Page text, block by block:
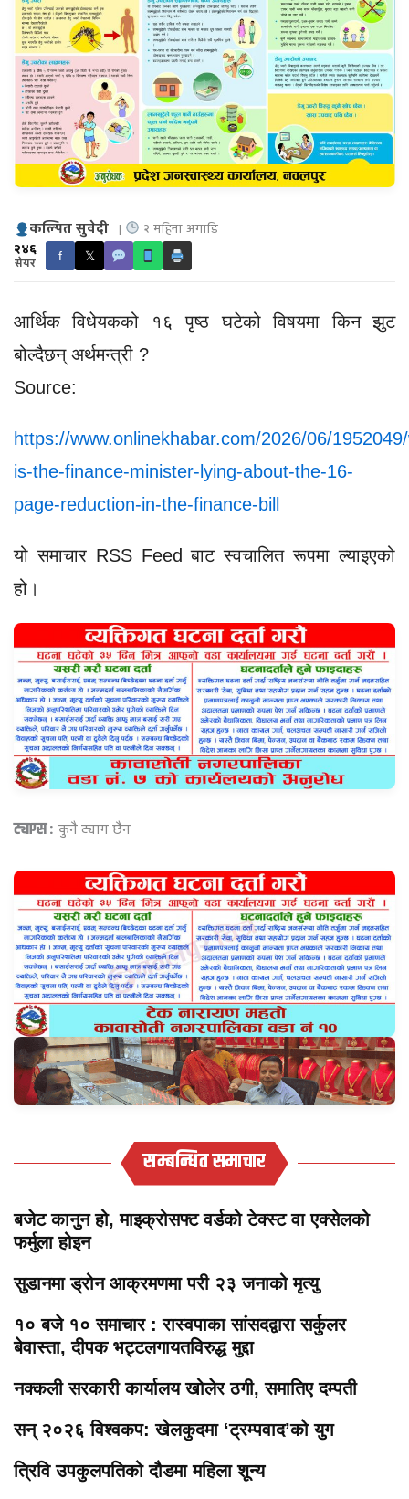
कल्पित सुवेदी | २ महिना अगाडि
२४६
सेयर
f 𝕏
आर्थिक विधेयकको १६ पृष्ठ घटेको विषयमा किन झुट
बोल्दैछन् अर्थमन्त्री ?
Source:
https://www.onlinekhabar.com/2026/06/
is-the-finance-minister-lying-about-the-16-
page-reduction-in-the-finance-bill
यो समाचार RSS Feed बाट स्वचालित रूपमा ल्याइएको
हो।
ट्याग्स : कुनै ट्याग छैन
सम्बन्धित समाचार
बजेट कानुन हो, माइक्रोसफ्ट वर्डको टेक्स्ट वा एक्सेलको
फर्मुला होइन
सुडानमा ड्रोन आक्रमणमा परी २३ जनाको मृत्यु
१० बजे १० समाचार : रास्वपाका सांसदद्वारा सर्कुलर
बेवास्ता, दीपक भट्टलगायतविरुद्ध मुद्दा
नक्कली सरकारी कार्यालय खोलेर ठगी, समातिए दम्पती
सन् २०२६ विश्वकप: खेलकुदमा ‘ट्रम्पवाद’को युग
त्रिवि उपकुलपतिको दौडमा महिला शून्य